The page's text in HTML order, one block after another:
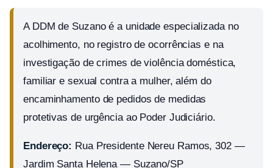
A DDM de Suzano é a unidade especializada no
acolhimento, no registro de ocorrências e na
investigação de crimes de violência doméstica,
familiar e sexual contra a mulher, além do
encaminhamento de pedidos de medidas
protetivas de urgência ao Poder Judiciário.
Endereço: Rua Presidente Nereu Ramos, 302 —
Jardim Santa Helena — Suzano/SP